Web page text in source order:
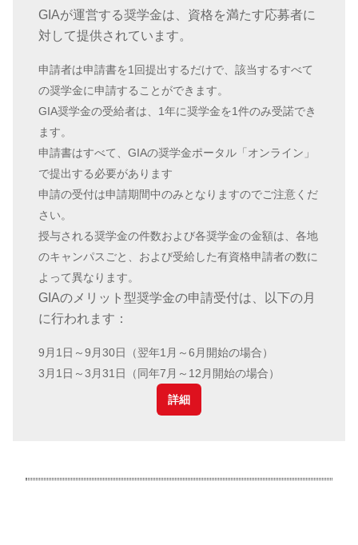
GIAが運営する奨学金は、資格を満たす応募者に
対して提供されています。
申請者は申請書を1回提出するだけで、該当するすべて
の奨学金に申請することができます。
GIA奨学金の受給者は、1年に奨学金を1件のみ受諾でき
ます。
申請書はすべて、GIAの奨学金ポータル「オンライン」
で提出する必要があります
申請の受付は申請期間中のみとなりますのでご注意くだ
さい。
授与される奨学金の件数および各奨学金の金額は、各地
のキャンパスごと、および受給した有資格申請者の数に
よって異なります。
GIAのメリット型奨学金の申請受付は、以下の月
に行われます：
9月1日～9月30日（翌年1月～6月開始の場合）
3月1日～3月31日（同年7月～12月開始の場合）
詳細